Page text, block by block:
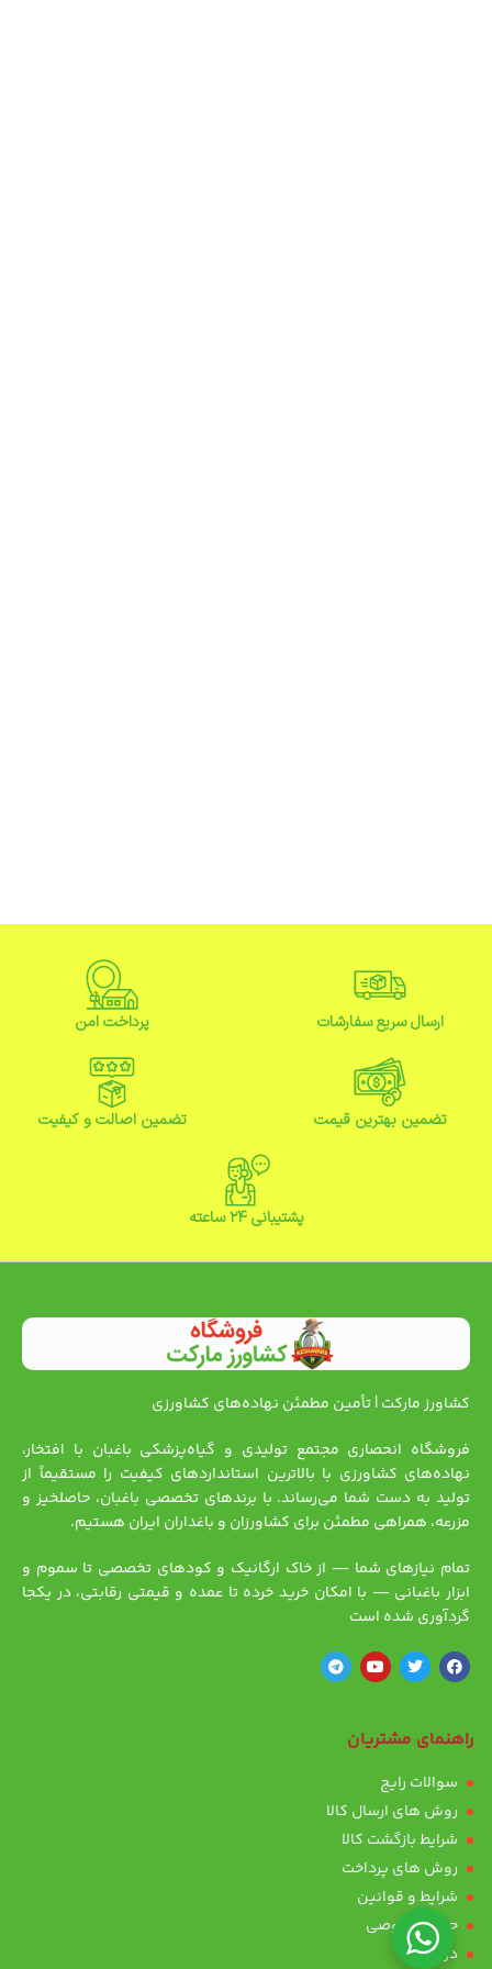
ارسال سریع سفارشات پرداخت امن
تضمین بهترین قیمت تضمین اصالت و کیفیت
پشتیبانی ۲۴ ساعته
کشاورز مارکت | تأمین مطمئن نهاده‌های کشاورزی
فروشگاه انحصاری مجتمع تولیدی و گیاه‌پزشکی باغبان با افتخار،
نهاده‌های کشاورزی با بالاترین استانداردهای کیفیت را مستقیماً از
تولید به دست شما می‌رساند. با برندهای تخصصی باغبان، حاصلخیز و
مزرعه، همراهی مطمئن برای کشاورزان و باغداران ایران هستیم.
تمام نیازهای شما — از خاک ارگانیک و کودهای تخصصی تا سموم و
ابزار باغبانی — با امکان خرید خرده تا عمده و قیمتی رقابتی، در یکجا
گردآوری شده است
راهنمای مشتریان
سوالات رایج
روش های ارسال کالا
شرایط بازگشت کالا
روش های پرداخت
شرایط و قوانین
حریم خصوصی
درباره ما